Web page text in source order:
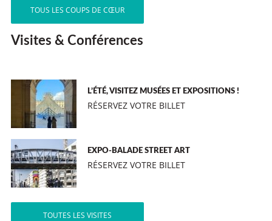
TOUS LES COUPS DE CŒUR
Visites & Conférences
L’ÉTÉ, VISITEZ MUSÉES ET EXPOSITIONS !
RÉSERVEZ VOTRE BILLET
EXPO-BALADE STREET ART
RÉSERVEZ VOTRE BILLET
TOUTES LES VISITES